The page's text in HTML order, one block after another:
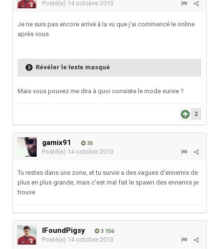
Posté(e) 14 octobre 2013
Je ne suis pas encore arrivé à la vu que j'ai commencé le online
après vous
Révéler le texte masqué
Mais vous pouvez me dira à quoi consiste le mode survie ?
2
gamix91 35
Posté(e) 14 octobre 2013
Tu restes dans une zone, et tu survie a des vagues d'ennemis de
plus en plus grande, mais c'est mal fait le spawn des ennemis je
trouve
IFoundPigsy 3 156
Posté(e) 14 octobre 2013